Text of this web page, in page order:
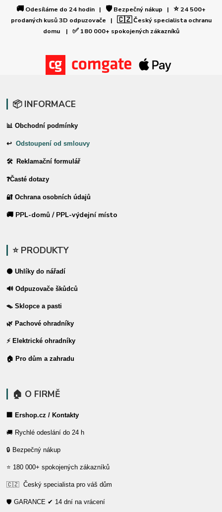
🚚 Odesíláme do 24 hodin | 🛡️Bezpečný nákup | ⭐24 500+
prodaných kusů 3D odpuzovače | 🇨🇿Český specialista ochranu
domu | ✅180 000+ spokojených zákazníků
📦 INFORMACE
📊 Obchodní podmínky
↩Odstoupení od smlouvy
🛠 Reklamační formulář
❓Časté dotazy
🔐 Ochrana osobních údajů
🚚 PPL-domů / PPL-výdejní místo
⭐ PRODUKTY
⚫ Uhlíky do nářadí
🔊 Odpuzovače škůdců
🪤 Sklopce a pasti
🌿 Pachové ohradníky
⚡ Elektrické ohradníky
🏠 Pro dům a zahradu
🏠 O FIRMĚ
🏢 Ershop.cz / Kontakty
🚚 Rychlé odeslání do 24 h
🔒 Bezpečný nákup
⭐ 180 000+ spokojených zákazníků
🇨🇿 Český specialista pro váš dům
🛡️ GARANCE ✔ 14 dní na vrácení